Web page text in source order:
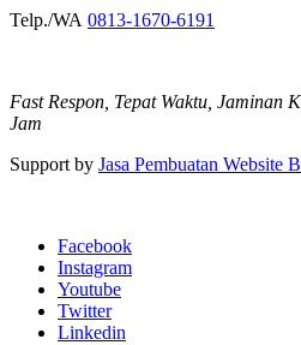
Telp./WA 0813-1670-6191
Fast Respon, Tepat Waktu, Jaminan
Jam
Support by Jasa Pembuatan Website
Facebook
Instagram
Youtube
Twitter
Linkedin